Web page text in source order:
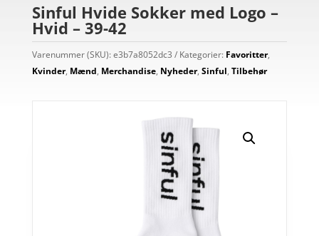
Sinful Hvide Sokker med Logo –
Hvid – 39-42
Varenummer (SKU): e3b7a8052dc3 Kategorier: Favoritter,
Kvinder, Mænd, Merchandise, Nyheder, Sinful, Tilbehør